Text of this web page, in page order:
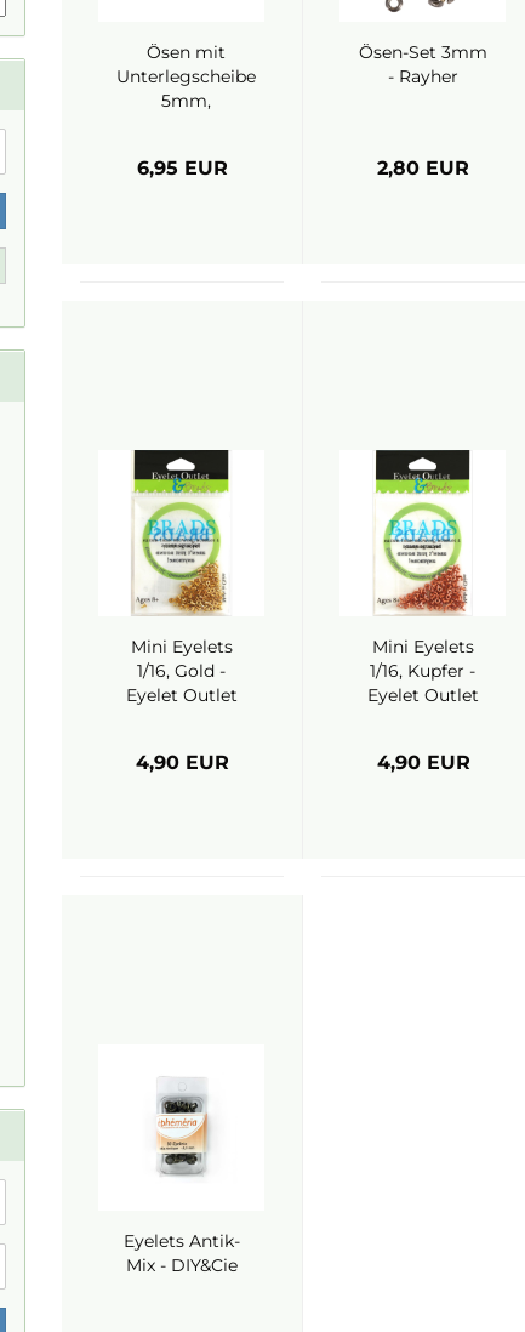
Ösen mit
Unterlegscheibe
5mm,
6,95 EUR
Ösen-Set 3mm
- Rayher
2,80 EUR
Mini Eyelets
1/16, Gold -
Eyelet Outlet
4,90 EUR
Mini Eyelets
1/16, Kupfer -
Eyelet Outlet
4,90 EUR
Eyelets Antik-
Mix - DIY&Cie